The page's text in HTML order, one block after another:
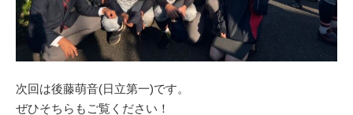
次回は後藤萌音(日立第一)です。
ぜひそちらもご覧ください！